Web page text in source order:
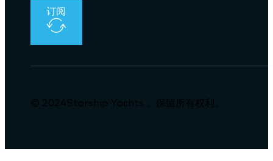
订阅
© 2024Starship Yachts 。保留所有权利。